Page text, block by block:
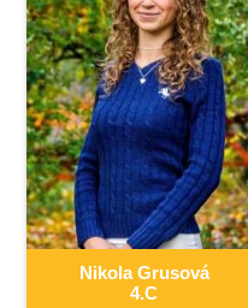
Nikola Grusová
4.C